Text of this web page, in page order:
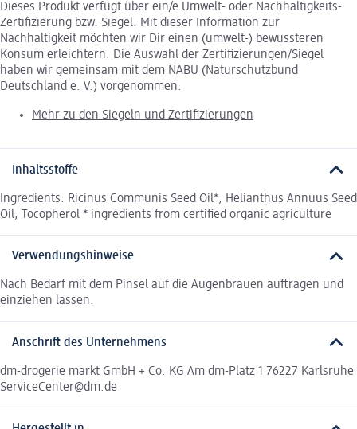
Dieses Produkt verfügt über ein/e Umwelt- oder Nachhaltigkeits-
Zertifizierung bzw. Siegel. Mit dieser Information zur
Nachhaltigkeit möchten wir Dir einen (umwelt-) bewussteren
Konsum erleichtern. Die Auswahl der Zertifizierungen/Siegel
haben wir gemeinsam mit dem NABU (Naturschutzbund
Deutschland e. V.) vorgenommen.
Mehr zu den Siegeln und Zertifizierungen
Inhaltsstoffe
Ingredients: Ricinus Communis Seed Oil*, Helianthus Annuus Seed
Oil, Tocopherol * ingredients from certified organic agriculture
Verwendungshinweise
Nach Bedarf mit dem Pinsel auf die Augenbrauen auftragen und
einziehen lassen.
Anschrift des Unternehmens
dm-drogerie markt GmbH + Co. KG Am dm-Platz 1 76227 Karlsruhe
ServiceCenter@dm.de